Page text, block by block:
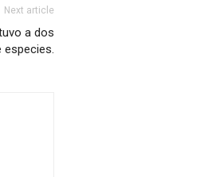
Next article
a dos
especies.